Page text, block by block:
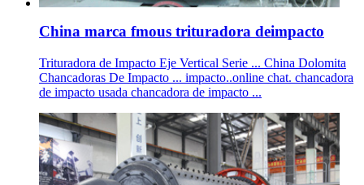
China marca fmous trituradora deimpacto
Trituradora de Impacto Eje Vertical Serie ... China Dolomita
Chancadoras De Impacto ... impacto..online chat. chancadora
de impacto usada chancadora de impacto ...